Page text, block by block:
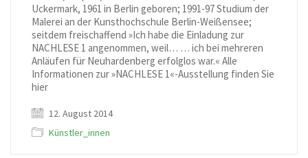
Uckermark, 1961 in Berlin geboren; 1991-97 Studium der
Malerei an der Kunsthochschule Berlin-Weißensee;
seitdem freischaffend »Ich habe die Einladung zur
NACHLESE 1 angenommen, weil… … ich bei mehreren
Anläufen für Neuhardenberg erfolglos war.« Alle
Informationen zur »NACHLESE 1«-Ausstellung finden Sie
hier
12. August 2014
Künstler_innen